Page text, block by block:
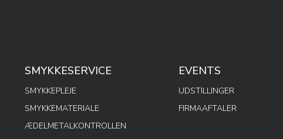
SMYKKESERVICE
SMYKKEPLEJE
SMYKKEMATERIALE
ÆDELMETALKONTROLLEN
EVENTS
UDSTILLINGER
FIRMAAFTALER